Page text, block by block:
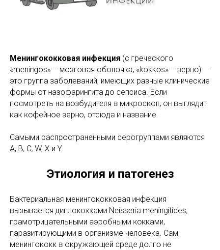
Менингококковая инфекция (с греческого
«meningos» – мозговая оболочка, «kokkos» – зерно) —
это группа заболеваний, имеющих разные клинические
формы от назофарингита до сепсиса. Если
посмотреть на возбудителя в микроскоп, он выглядит
как кофейное зерно, отсюда и название.
Самыми распространенными серогруппами являются
А, В, С, W, X и Y.
Этиология и патогенез
Бактериальная менингококковая инфекция
вызывается диплококками Neisseria meningitides,
грамотрицательными аэробными кокками,
паразитирующими в организме человека. Сам
менингококк в окружающей среде долго не